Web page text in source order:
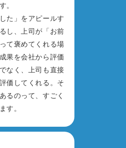
。
た」をアピールす
し、上司が「お前
て褒めてくれる場
果を会社から評価
なく、上司も直接
価してくれる。そ
るのって、すごく
す。